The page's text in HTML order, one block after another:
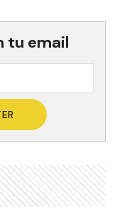
tu email